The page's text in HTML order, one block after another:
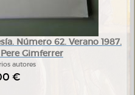
Número 62. Verano 1987.
Gimferrer
autores
€